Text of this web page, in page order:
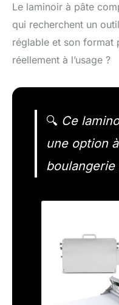
Le laminoir à pâte
qui recherchent un
réglable et son format
réellement à l’usage ?
🔍 Ce
une option
boulangerie